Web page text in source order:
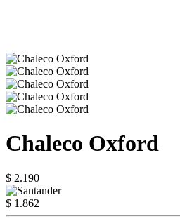
Chaleco Oxford
$ 2.190
$ 1.862